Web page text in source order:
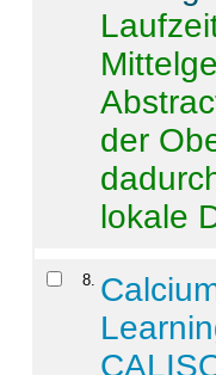
der
lokale
8